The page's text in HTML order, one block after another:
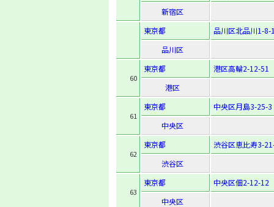
新宿区
東京都
品川区北品川1-8-
品川区
60
東京都
港区高輪2-12-51
港区
61
東京都
中央区月島3-25-3
中央区
62
東京都
渋谷区恵比寿3-
渋谷区
63
東京都
中央区佃2-12-12
中央区